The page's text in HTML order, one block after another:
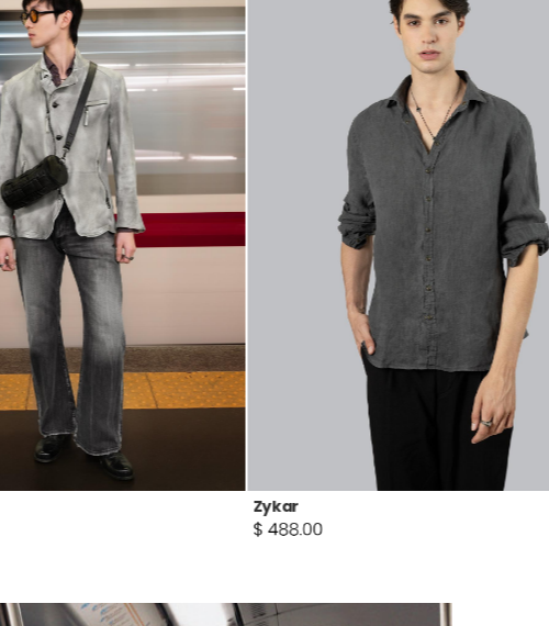
Bryde XCI